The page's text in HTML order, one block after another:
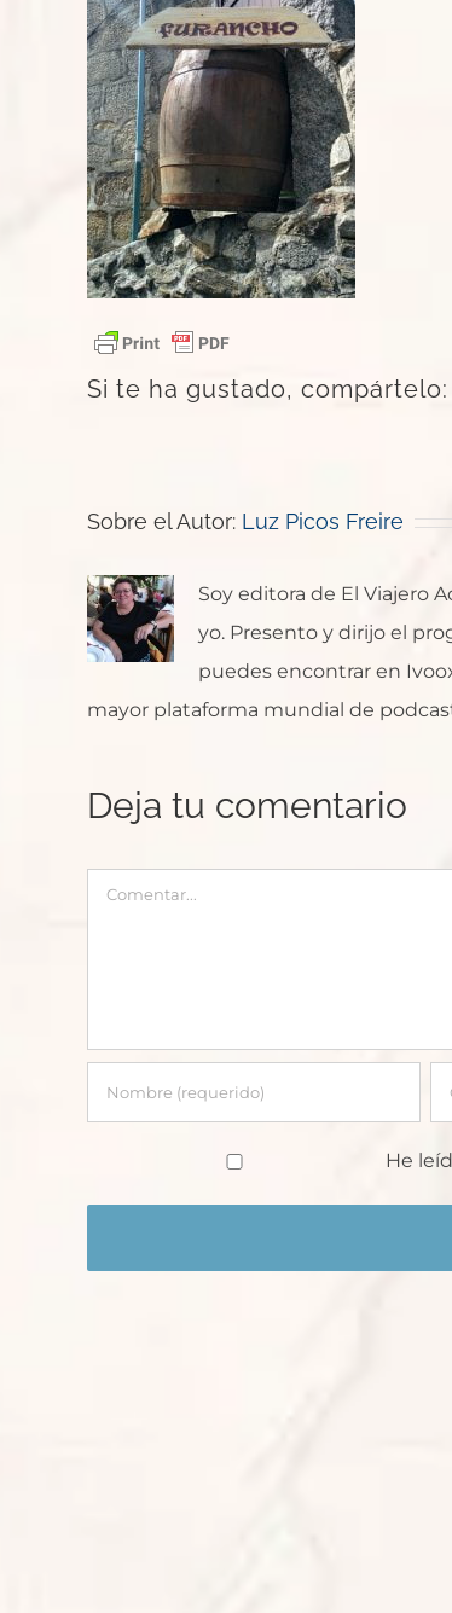
Si te ha gustado, compártelo:
Sobre el Autor: Luz Picos Freire
Soy editora de El Viajero
yo. Presento y dirijo el
puedes encontrar en
mayor plataforma mundial de
Deja tu comentario
Comentar
He